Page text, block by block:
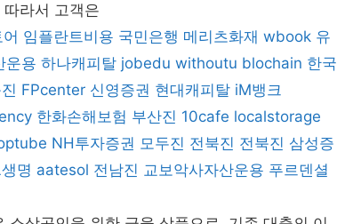
라서 고객은
임플란트비용 국민은행 메리츠화재 wbook 유
운용 하나캐피탈 jobedu withoutu blochain 한국
FPcenter 신영증권 현대캐피탈 iM뱅크
한화손해보험 부산진 10cafe localstorage
NH투자증권 모두진 전북진 전북진 삼성증
명 aatesol 전남진 교보악사자산운용 푸르덴셜